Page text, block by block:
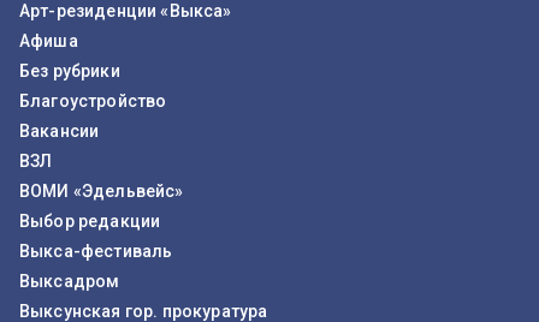
Арт-резиденции «Выкса»
Афиша
Без рубрики
Благоустройство
Вакансии
ВЗЛ
ВОМИ «Эдельвейс»
Выбор редакции
Выкса-фестиваль
Выксадром
Выксунская гор. прокуратура